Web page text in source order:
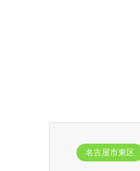
名古屋市東区